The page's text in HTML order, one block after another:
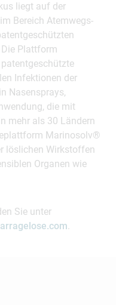
liegt auf der
Bereich Atemwegs-
Plattform
Infektionen der
Nasensprays,
die mit
mehr als 30 Ländern
Marinosolv®
löslichen Wirkstoffen
Organen wie
Sie unter
.